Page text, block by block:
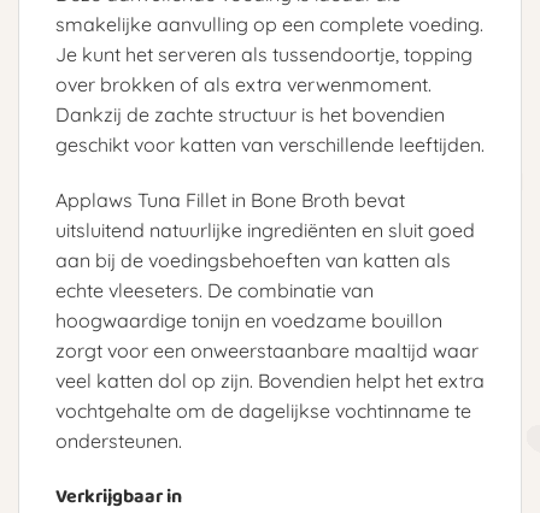
smakelijke aanvulling op een complete voeding.
Je kunt het serveren als tussendoortje, topping
over brokken of als extra verwenmoment.
Dankzij de zachte structuur is het bovendien
geschikt voor katten van verschillende leeftijden.
Applaws Tuna Fillet in Bone Broth bevat
uitsluitend natuurlijke ingrediënten en sluit goed
aan bij de voedingsbehoeften van katten als
echte vleeseters. De combinatie van
hoogwaardige tonijn en voedzame bouillon
zorgt voor een onweerstaanbare maaltijd waar
veel katten dol op zijn. Bovendien helpt het extra
vochtgehalte om de dagelijkse vochtinname te
ondersteunen.
Verkrijgbaar in